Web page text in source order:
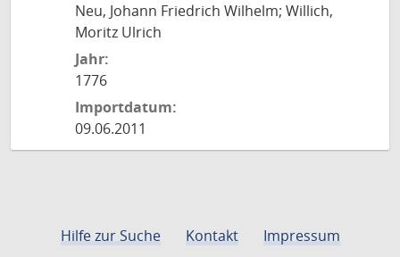
Neu, Johann Friedrich Wilhelm; Willich,
Moritz Ulrich
Jahr:
1776
Importdatum:
09.06.2011
Hilfe zur Suche Kontakt
Impressum